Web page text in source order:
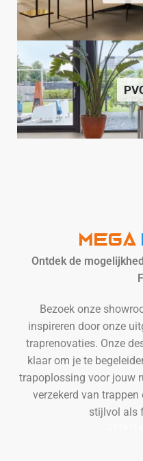
MEGA
Ontdek de
Bezoek onze
inspireren door onze
traprenovaties. Onze
klaar om je te
trapoplossing voor jouw
verzekerd van
stijlvol als